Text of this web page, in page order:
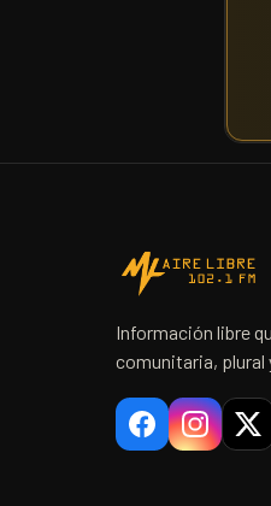
Información libre
comunitaria, plural